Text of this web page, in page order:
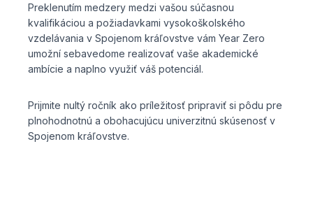
Preklenutím medzery medzi vašou súčasnou
kvalifikáciou a požiadavkami vysokoškolského
vzdelávania v Spojenom kráľovstve vám Year Zero
umožní sebavedome realizovať vaše akademické
ambície a naplno využiť váš potenciál.
Prijmite nultý ročník ako príležitosť pripraviť si pôdu pre
plnohodnotnú a obohacujúcu univerzitnú skúsenosť v
Spojenom kráľovstve.